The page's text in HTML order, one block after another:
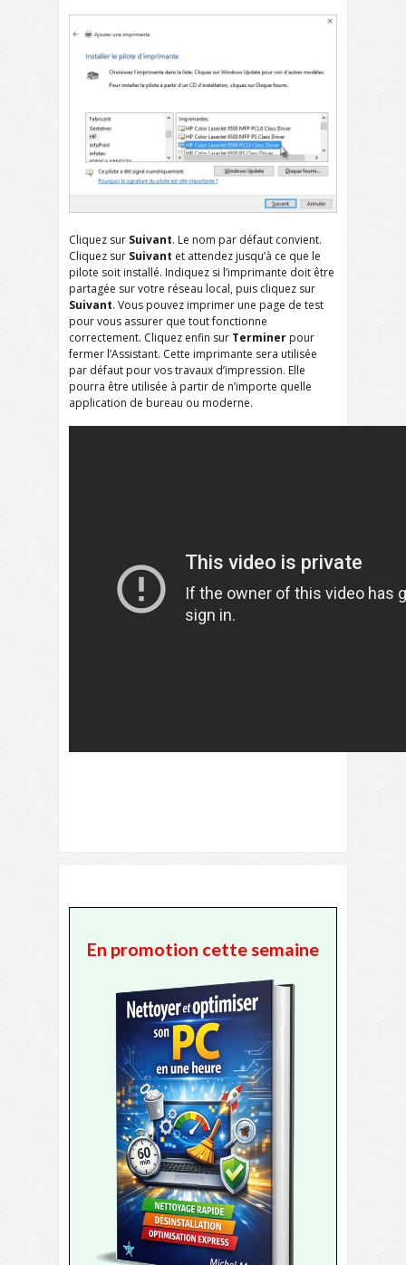
Cliquez sur Suivant. Le nom par défaut convient.
Cliquez sur Suivant et attendez jusqu’à ce que le
pilote soit installé. Indiquez si l’imprimante doit être
partagée sur votre réseau local, puis cliquez sur
Suivant. Vous pouvez imprimer une page de test
pour vous assurer que tout fonctionne
correctement. Cliquez enfin sur Terminer pour
fermer l’Assistant. Cette imprimante sera utilisée
par défaut pour vos travaux d’impression. Elle
pourra être utilisée à partir de n’importe quelle
application de bureau ou moderne.
En promotion cette semaine